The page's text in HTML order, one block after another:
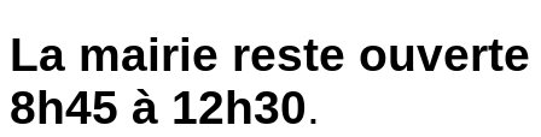
La mairie reste
8h45 à 12h30.